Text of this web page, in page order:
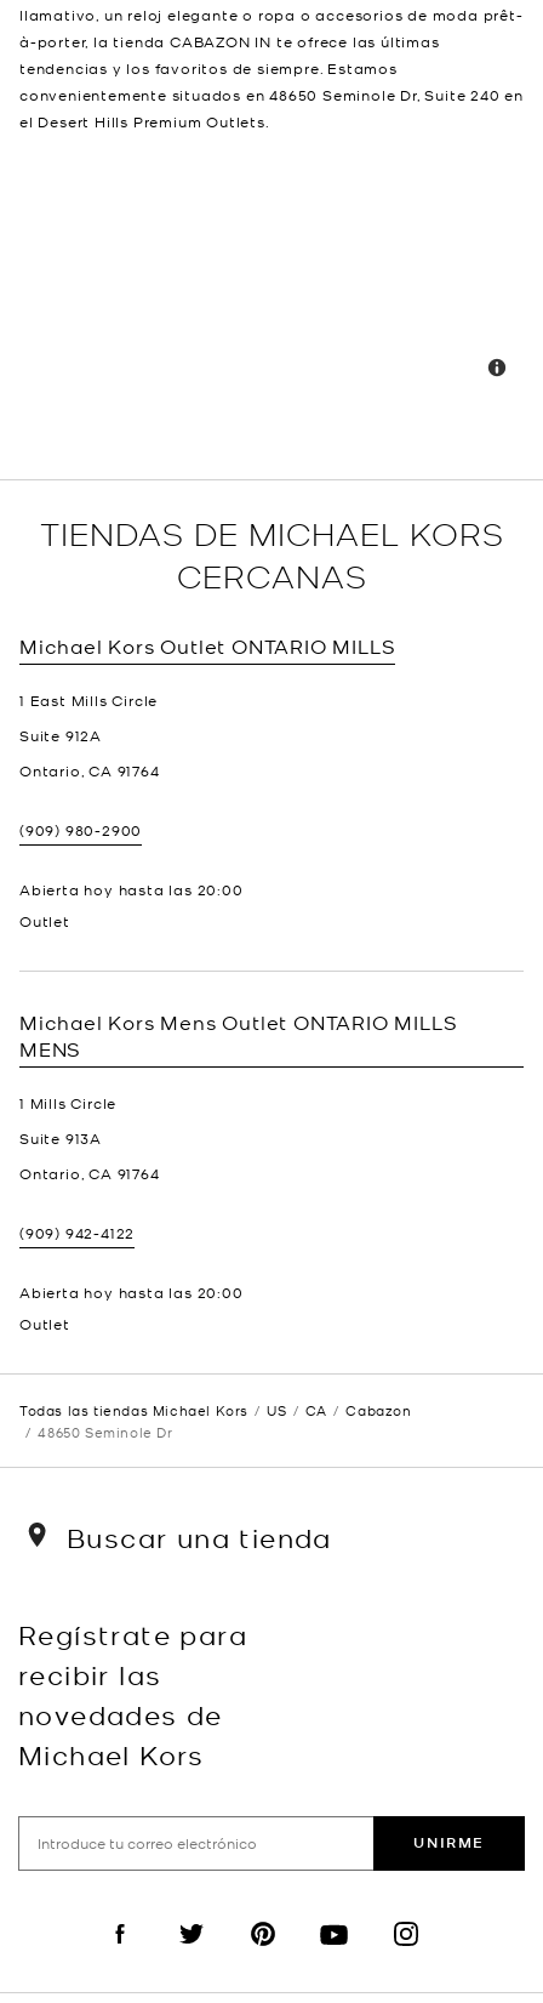
llamativo, un reloj elegante o ropa o accesorios de moda prêt-
à-porter, la tienda CABAZON IN te ofrece las últimas
tendencias y los favoritos de siempre. Estamos
convenientemente situados en 48650 Seminole Dr, Suite 240 en
el Desert Hills Premium Outlets.
TIENDAS DE MICHAEL KORS
CERCANAS
Michael Kors Outlet ONTARIO MILLS
1 East Mills Circle
Suite 912A
Ontario, CA 91764
(909) 980-2900
Abierta hoy hasta las 20:00
Outlet
Michael Kors Mens Outlet ONTARIO MILLS
MENS
1 Mills Circle
Suite 913A
Ontario, CA 91764
(909) 942-4122
Abierta hoy hasta las 20:00
Outlet
Todas las tiendas Michael Kors US CA
Cabazon
48650 Seminole Dr
Buscar una tienda
Regístrate para
recibir las
novedades de
Michael Kors
UNIRME
Visit us on Facebook
Visit us on TwitterVisit us on PinterestVisit us on YouTube
Visit us on